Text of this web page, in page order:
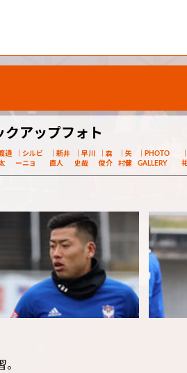
クアップフォト
邉
シルビ
ーニョ
新井
直人
早川
史哉
森
俊介
矢
村健
PHOTO
GALLERY